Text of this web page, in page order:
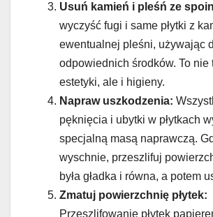
Usuń kamień i pleśń ze
wyczyść fugi i same płytki z
ewentualnej pleśni, używając
odpowiednich środków. To nie
estetyki, ale i higieny.
Napraw uszkodzenia:
pęknięcia i ubytki w płytkach
specjalną masą naprawczą.
wyschnie, przeszlifuj
była gładka i równa, a potem
Zmatuj powierzchnię płytek:
Przeszlifowanie płytek